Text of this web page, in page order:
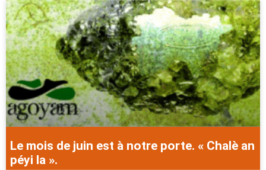
Le mois de juin est à notre porte. « Chalè an
péyi la ».